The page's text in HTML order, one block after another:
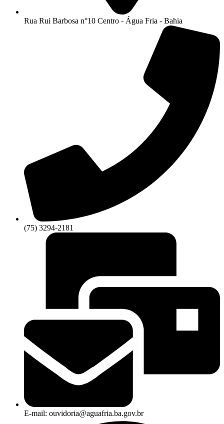
Rua Rui Barbosa n°10 Centro - Água Fria - Bahia
(75) 3294-2181
E-mail: ouvidoria@aguafria.ba.gov.br